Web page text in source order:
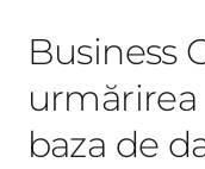
Business
baza de